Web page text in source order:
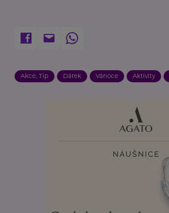
Akce, Tip Dárek Vánoce Aktivity